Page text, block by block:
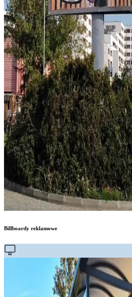
Billboardy reklamowe